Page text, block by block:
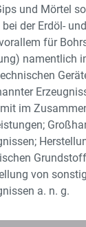
und Mörtel
der Erdöl- und
für
namentlich
im
von
a. n. g.